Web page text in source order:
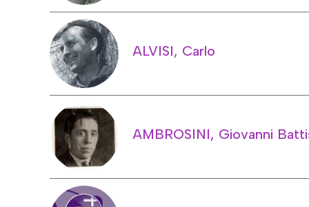
ALVISI, Carlo
AMBROSINI, Giovanni